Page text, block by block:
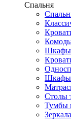
Спальня
Шкафы
Столы
Тумбы
Зеркала